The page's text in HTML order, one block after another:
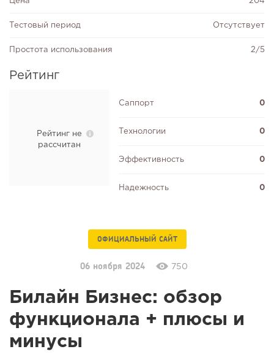
Тестовый период Отсутствует
Простота использования 2/5
Рейтинг
Рейтинг не
рассчитан
Саппорт 0
Технологии 0
Эффективность 0
Надежность 0
ОФИЦИАЛЬНЫЙ САЙТ
06 ноября 2024 750
Билайн Бизнес: обзор
функционала + плюсы и
минусы